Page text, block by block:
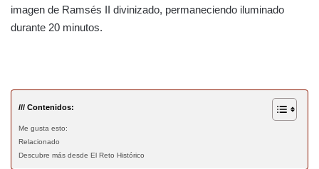
imagen de Ramsés II divinizado, permaneciendo iluminado
durante 20 minutos.
/// Contenidos:
Me gusta esto:
Relacionado
Descubre más desde El Reto Histórico